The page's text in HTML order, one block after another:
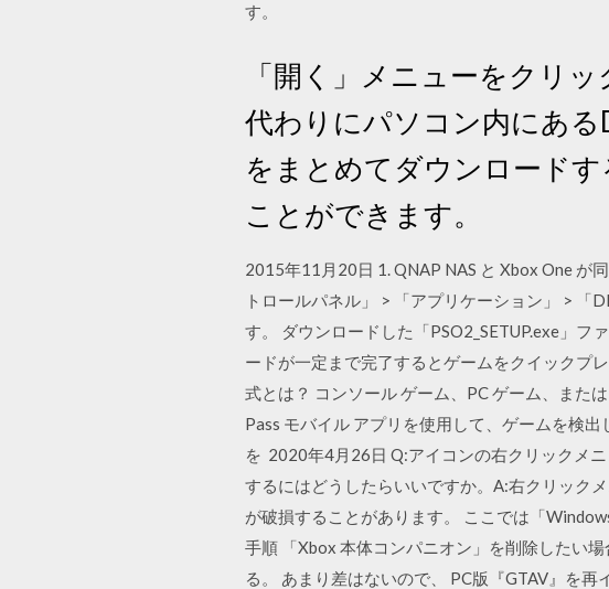
す。
「開く」メニューをクリ
代わりにパソコン内にあ
をまとめてダウンロード
ことができます。
2015年11月20日 1. QNAP NAS と Xbox One が
トロールパネル」 > 「アプリケーション」 > 「
す。 ダウンロードした「PSO2_SETUP.exe」
ードが一定まで完了するとゲームをクイックプ
式とは？ コンソール ゲーム、PC ゲーム、また
Pass モバイル アプリを使用して、ゲームを検
を 2020年4月26日 Q:アイコンの右クリックメ
するにはどうしたらいいですか。A:右クリック
が破損することがあります。 ここでは「
手順 「Xbox 本体コンパニオン」を削除したい
る。 あまり差はないので、 PC版『GTAV』を